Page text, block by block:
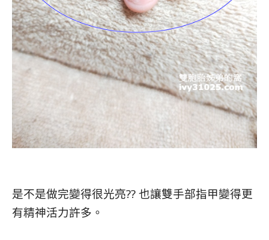
是不是做完變得很光亮?? 也讓雙手部指甲變得更
有精神活力許多。